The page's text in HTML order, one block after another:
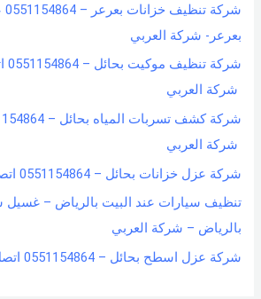
بعرعر- شركة العربي
شركة العربي
شركة العربي
شركة عزل خزانات بحائل – 0551154864 اتصل بنا – شركة العربي
تنظيف سيارات عند البيت بالرياض – غسيل
بالرياض – شركة العربي
شركة عزل اسطح بحائل – 0551154864 اتصل بنا – شركة العربي